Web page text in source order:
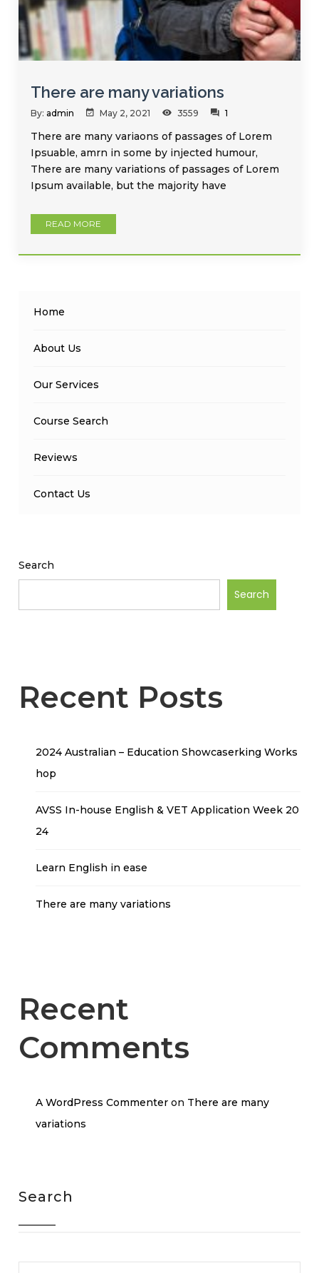
There are many variations
By: admin May 2, 2021 3559 1
There are many variaons of passages of Lorem
Ipsuable, amrn in some by injected humour,
There are many variations of passages of Lorem
Ipsum available, but the majority have
READ MORE
Home
About Us
Our Services
Course Search
Reviews
Contact Us
Search
Search
Recent Posts
2024 Australian – Education Showcaserking Works
hop
AVSS In-house English & VET Application Week 20
24
Learn English in ease
There are many variations
Recent
Comments
A WordPress Commenter on There are many
variations
Search